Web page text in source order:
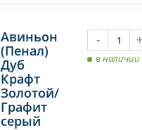
Авиньон
(Пенал)
Дуб
Крафт
Золотой/
Графит
серый
-
в наличии